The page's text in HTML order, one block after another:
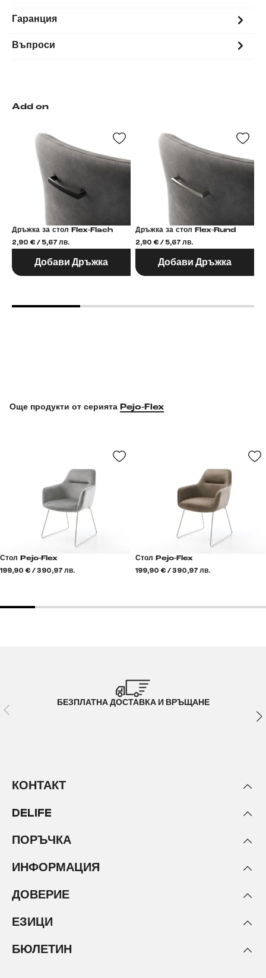
Гаранция
Въпроси
Add on
Дръжка за стол Flex-Flach
2,90 € / 5,67 лв.
Добави Дръжка
Дръжка за стол Flex-Rund
2,90 € / 5,67 лв.
Добави Дръжка
Още продукти от серията Pejo-Flex
Стол Pejo-Flex
199,90 € / 390,97 лв.
Стол Pejo-Flex
199,90 € / 390,97 лв.
БЕЗПЛАТНА ДОСТАВКА И ВРЪЩАНЕ
КОНТАКТ
DELIFE
ПОРЪЧКА
ИНФОРМАЦИЯ
ДОВЕРИЕ
ЕЗИЦИ
БЮЛЕТИН